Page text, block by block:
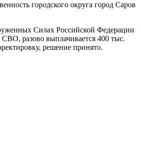
городского округа город Саров
Силах Российской Федерации
разово выплачивается 400 тыс.
решение принято.